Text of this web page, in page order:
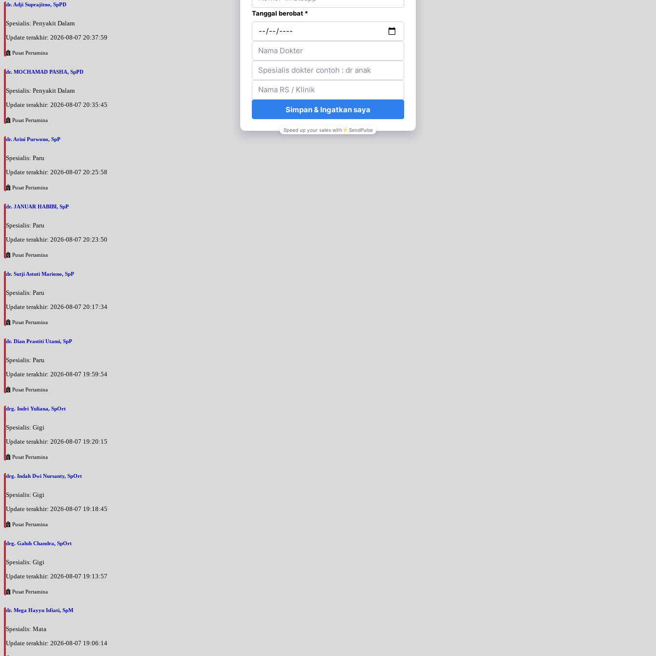
dr. Adji Suprajitno, SpPD
Spesialis: Penyakit Dalam
Update terakhir: 2026-08-07 20:37:59
Pusat Pertamina
dr. MOCHAMAD PASHA, SpPD
Spesialis: Penyakit Dalam
Update terakhir: 2026-08-07 20:35:45
Pusat Pertamina
dr. Arini Purwono, SpP
Spesialis: Paru
Update terakhir: 2026-08-07 20:25:58
Pusat Pertamina
dr. JANUAR HABIBI, SpP
Spesialis: Paru
Update terakhir: 2026-08-07 20:23:50
Pusat Pertamina
dr. Sutji Astuti Mariono, SpP
Spesialis: Paru
Update terakhir: 2026-08-07 20:17:34
Pusat Pertamina
dr. Dian Prastiti Utami, SpP
Spesialis: Paru
Update terakhir: 2026-08-07 19:59:54
Pusat Pertamina
drg. Indri Yuliana, SpOrt
Spesialis: Gigi
Update terakhir: 2026-08-07 19:20:15
Pusat Pertamina
drg. Indah Dwi Nursanty, SpOrt
Spesialis: Gigi
Update terakhir: 2026-08-07 19:18:45
Pusat Pertamina
drg. Galuh Chandra, SpOrt
Spesialis: Gigi
Update terakhir: 2026-08-07 19:13:57
Pusat Pertamina
dr. Mega Hayyu Isfiati, SpM
Spesialis: Mata
Update terakhir: 2026-08-07 19:06:14